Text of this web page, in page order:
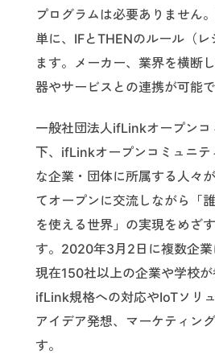
プログラムは必要ありません
単に、IFとTHENのルール（レ
ます。メーカー、業界を横断
器やサービスとの連携が可能で
一般社団法人ifLinkオープンコ
下、ifLinkオープンコミュニテ
な企業・団体に所属する人々
てオープンに交流しながら「
を使える世界」の実現をめざ
す。2020年3月2日に複数企業
現在150社以上の企業や学校
ifLink規格への対応やIoTソリ
アイデア発想、マーケティン
す。